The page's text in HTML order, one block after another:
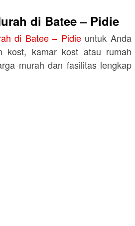
di Batee – Pidie
di Batee – Pidieuntuk Anda
kost, kamar kost atau rumah
murah dan fasilitas lengkap